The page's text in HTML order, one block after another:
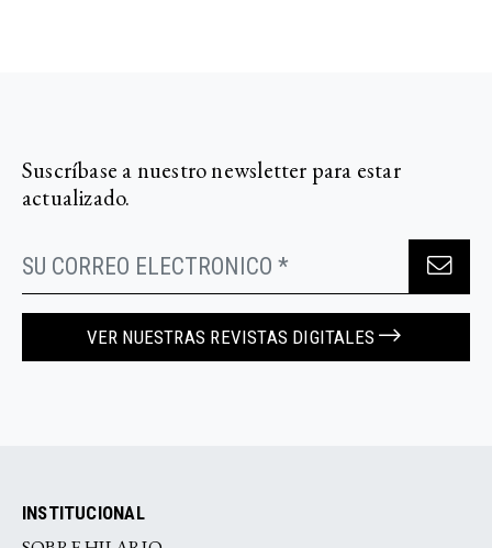
Suscríbase a nuestro newsletter para estar
actualizado.
VER NUESTRAS REVISTAS DIGITALES
INSTITUCIONAL